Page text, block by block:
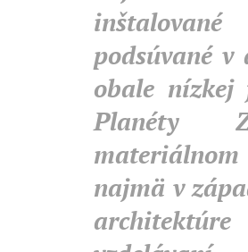
podsúvané v
obale nízkej
Planéty
najmä v